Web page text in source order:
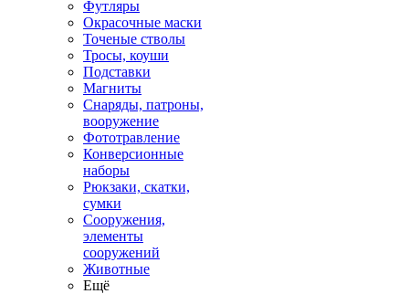
Футляры
Окрасочные маски
Точеные стволы
Тросы, коуши
Подставки
Магниты
Снаряды, патроны,
вооружение
Фототравление
Конверсионные
наборы
Рюкзаки, скатки,
сумки
Сооружения,
элементы
сооружений
Животные
Ещё